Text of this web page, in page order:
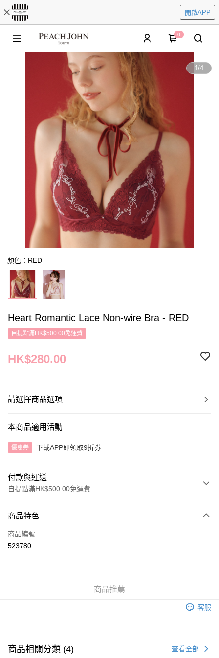
開啟APP
0
1/4
顏色：RED
Heart Romantic Lace Non-wire Bra - RED
自提點滿HK$500.00免運費
HK$280.00
請選擇商品選項
本商品適用活動
優惠券 下載APP即領取9折券
付款與運送
自提點滿HK$500.00免運費
信用卡
AlipayHK
每筆HK$40.00，滿HK$500.00或以上免運費
每筆HK$40.00，滿HK$500.00或以上免運費
商品特色
商品編號
523780
商品推薦
客服
商品相關分類 (4) 查看全部